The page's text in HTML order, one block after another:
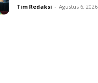
Tim Redaksi - Agustus 6, 2026